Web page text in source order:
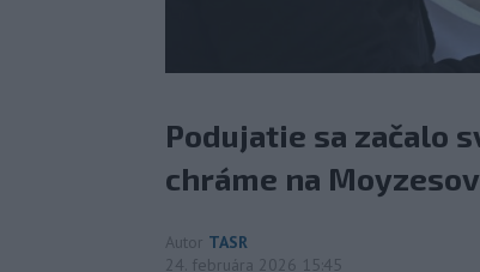
Podujatie sa začalo
chráme na
Autor TASR
24. februára 2026 15:45